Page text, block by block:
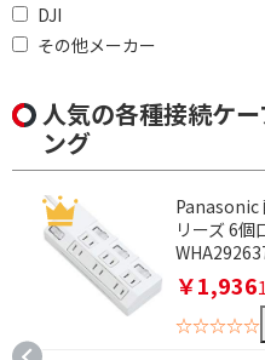
DJI
その他メーカー
人気の各種接続ケ
ング
Panasonic
リーズ 6個
￥1,936
☆☆☆☆☆